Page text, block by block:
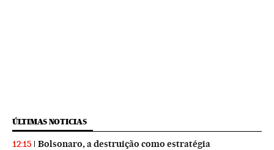
ÚLTIMAS NOTICIAS
12:15 Bolsonaro, a destruição como estratégia